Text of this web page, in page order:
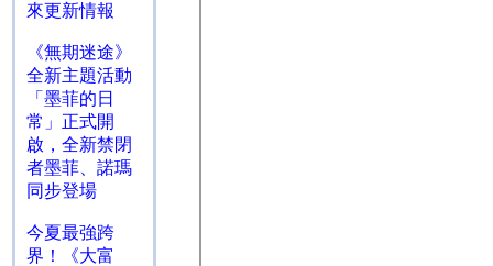
來更新情報
《無期迷途》
全新主題活動
「墨菲的日
常」正式開
啟，全新禁閉
者墨菲、諾瑪
同步登場
今夏最強跨
界！《大富